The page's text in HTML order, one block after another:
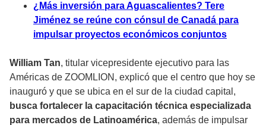
¿Más inversión para Aguascalientes? Tere
Jiménez se reúne con cónsul de Canadá para
impulsar proyectos económicos conjuntos
William Tan, titular vicepresidente ejecutivo para las
Américas de ZOOMLION, explicó que el centro que hoy se
inauguró y que se ubica en el sur de la ciudad capital,
busca fortalecer la capacitación técnica especializada
para mercados de Latinoamérica, además de impulsar